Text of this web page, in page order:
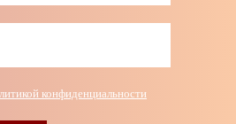
конфиденциальности